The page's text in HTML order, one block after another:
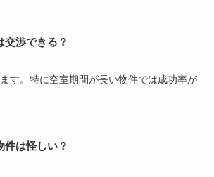
交渉できる？
す。特に空室期間が長い物件では成功率が
件は怪しい？